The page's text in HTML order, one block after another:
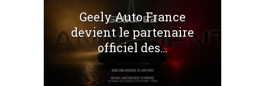
Geely Auto France
devient le partenaire
officiel des...